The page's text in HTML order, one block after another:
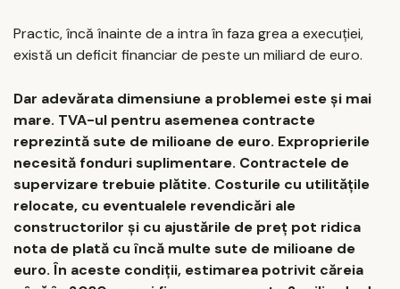
Practic, încă înainte de a intra în faza grea a execuției,
există un deficit financiar de peste un miliard de euro.
Dar adevărata dimensiune a problemei este și mai
mare. TVA-ul pentru asemenea contracte
reprezintă sute de milioane de euro. Exproprierile
necesită fonduri suplimentare. Contractele de
supervizare trebuie plătite. Costurile cu utilitățile
relocate, cu eventualele revendicări ale
constructorilor și cu ajustările de preț pot ridica
nota de plată cu încă multe sute de milioane de
euro. În aceste condiții, estimarea potrivit căreia